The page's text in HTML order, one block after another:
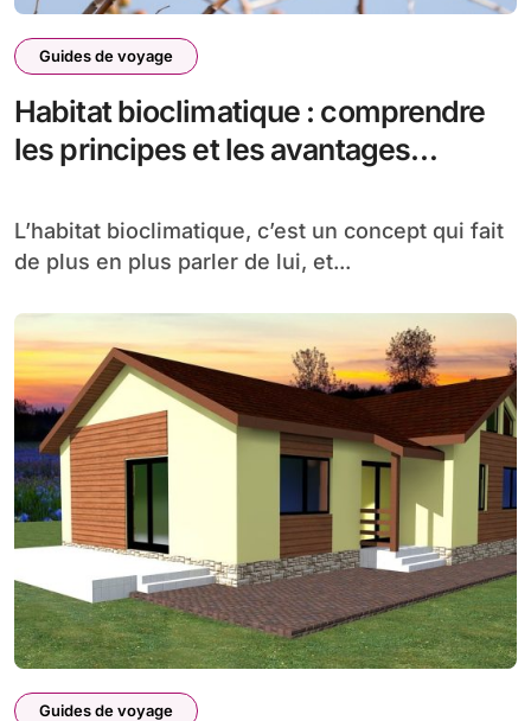
Guides de voyage
Habitat bioclimatique : comprendre
les principes et les avantages
L’habitat bioclimatique, c’est un concept qui fait
de plus en plus parler de lui, et...
Guides de voyage